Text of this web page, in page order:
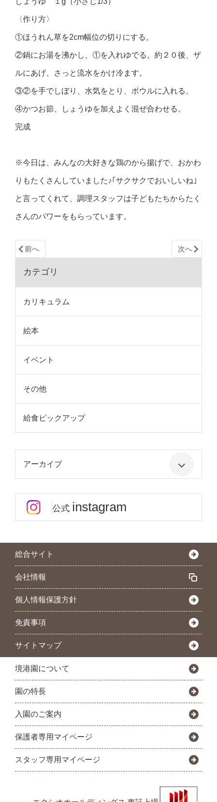
〈作り方〉
①ほうれん草を2cm幅位の切りにする。
②鍋にお湯を沸かし、①を入れゆでる。約２０後、ザ
ルにあげ、さっと流水をかけ冷ます。
③②を手でしぼり、水気をとり、ボウルに入れる。
④かつお節、しょうゆを加えよく混ぜ合わせる。
完成
※今日は、みんなの大好きな鶏のから揚げで、おかわ
りもたくさんしていました♪｢サクサクでおいしいね｣
と言ってくれて、調理スタッフは子どもたちからたく
さんのパワーをもらっています。
前へ 次へ
カテゴリ
カリキュラム
絵本
イベント
その他
給食ピックアップ
アーカイブ
公式 instagram
総合サイト
会社情報
個人情報保護方針
免責事項
サイトマップ
境港園について
園の特長
入園のご案内
保護者専用マイページ
スタッフ専用マイページ